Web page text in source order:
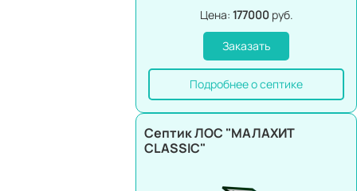
Цена: 177000 руб.
Заказать
Подробнее о септике
Септик ЛОС "МАЛАХИТ
CLASSIC"